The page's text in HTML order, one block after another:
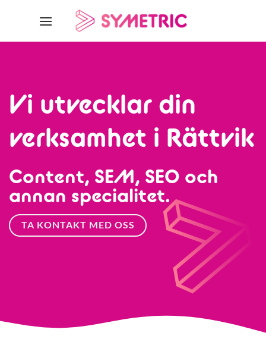
Vi utvecklar din
verksamhet i Rättvik
Content, SEM, SEO och
annan specialitet.
TA KONTAKT MED OSS